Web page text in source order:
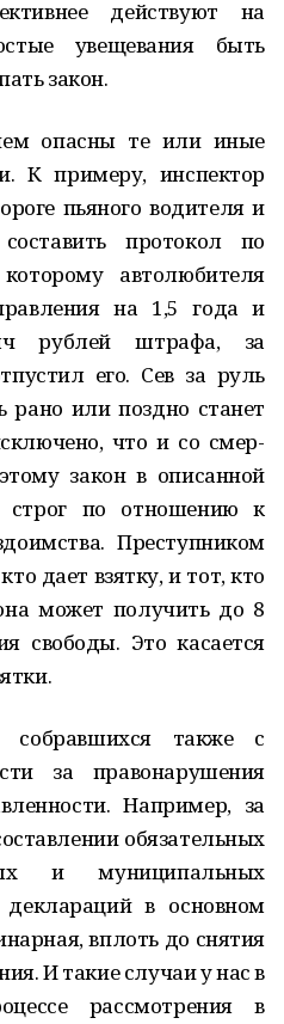
действуют на
увещевания быть
закон.
опасны те или иные
К примеру, инспектор
пьяного водителя и
протокол по
автолюбителя
на 1,5 года и
рублей штрафа, за
его. Сев за руль
рано или поздно станет
что и со смер­
закон в описанной
строг по отношению к
Преступником
дает взятку, и тот, кто
может получить до 8
свободы. Это касается
собравшихся также с
за правонарушения
Например, за
обязательных
и муниципальных
в основном
вплоть до снятия
И такие случаи у нас в
рассмотрения в